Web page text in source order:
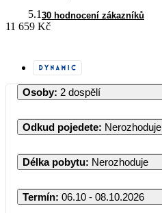
5.1 30 hodnocení zákazníků
11 659 Kč
Osoby: 2 dospělí
Odkud pojedete: Nerozhoduje
Délka pobytu: Nerozhoduje
Termín: 06.10 - 08.10.2026